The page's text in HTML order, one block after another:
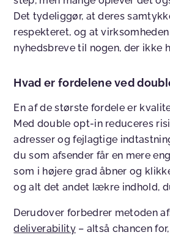
Det tydeliggør, at deres
respekteret, og at
nyhedsbreve til nogen, der ikke
Hvad er fordelene ved
En af de største fordele er
Med double opt-in reduceres
adresser og fejlagtige
du som afsender får en mere
som i højere grad åbner og
og alt det andet lækre indhold,
Derudover forbedrer metoden
deliverability– altså chancen